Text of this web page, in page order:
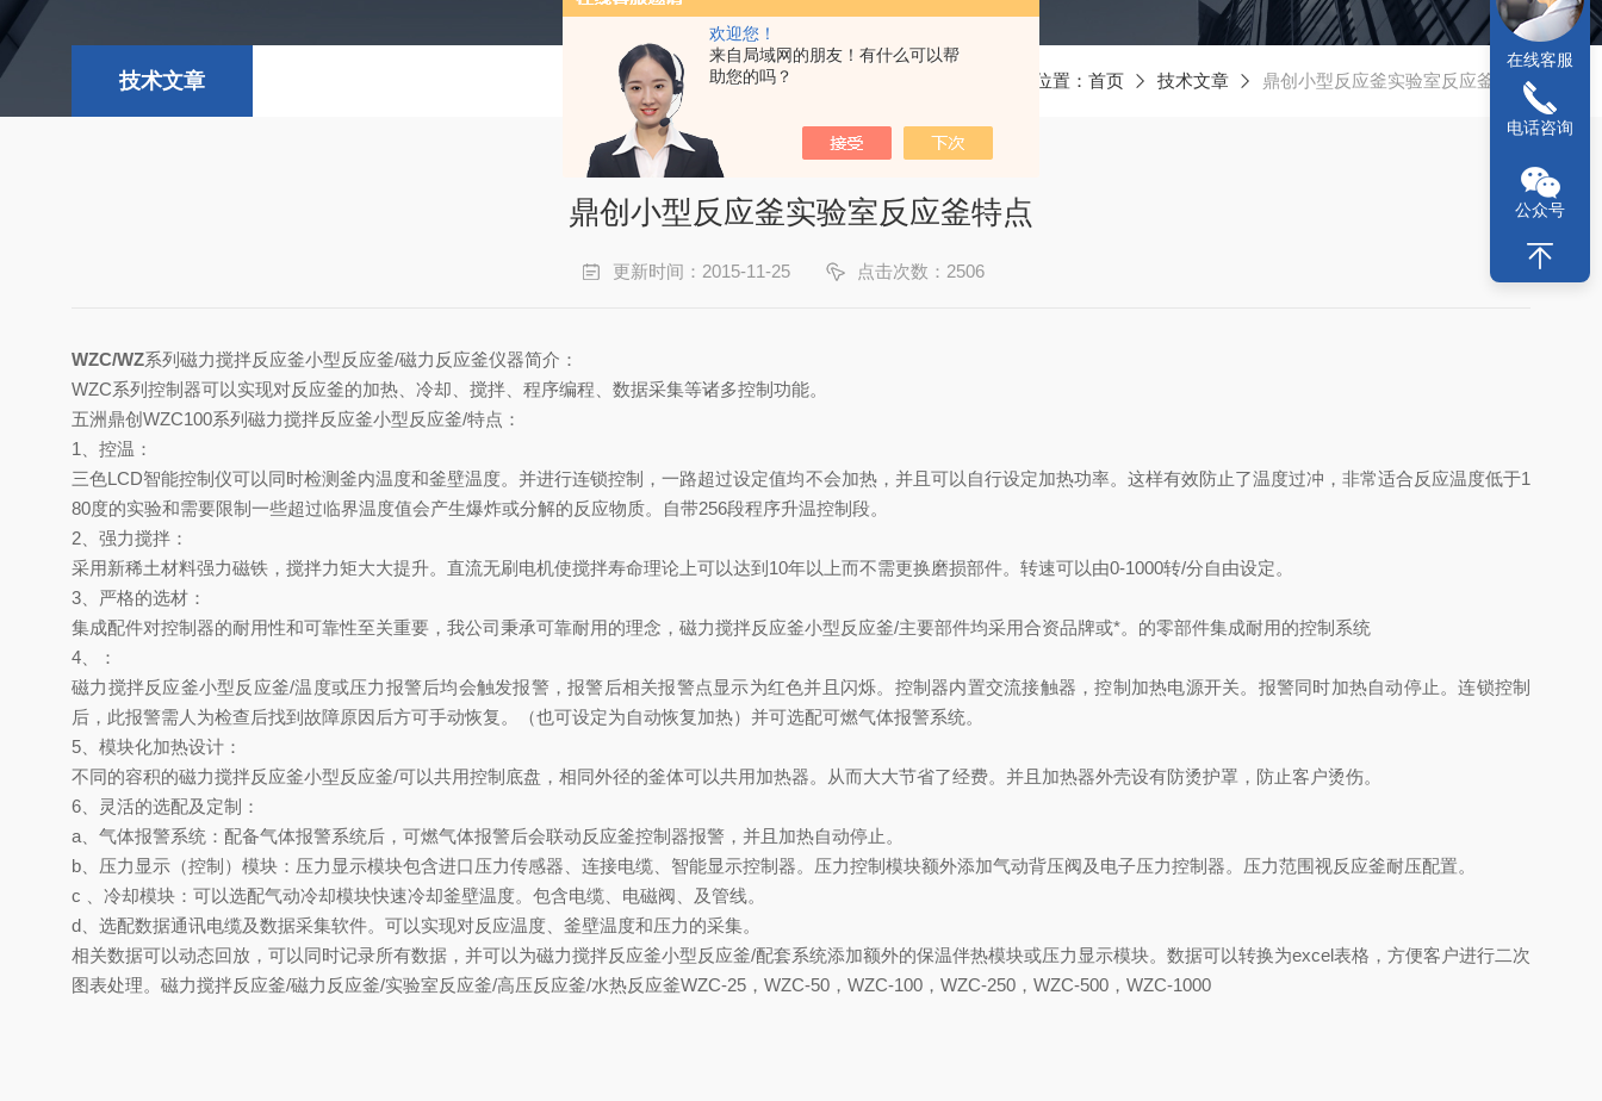
欢迎您！
来自局域网的朋友！有什么可以帮
助您的吗？
技术文章 当前位置： 首页 技术文章 鼎创小型反应釜实验室反应釜特点
鼎创小型反应釜实验室反应釜特点
更新时间：2015-11-25 点击次数：2506
WZC/WZ系列磁力搅拌反应釜小型反应釜/磁力反应釜仪器简介：
WZC系列控制器可以实现对反应釜的加热、冷却、搅拌、程序编程、数据采集等诸多控制功能。
五洲鼎创WZC100系列 磁力搅拌反应釜小型反应釜/特点 ：
1、 控温 ：
三色LCD智能控制仪可以同时检测釜内温度和釜壁温度。并进行连锁控制，一路超过设定值均不会加热，并且可以自行设定加热功率。这样有效防止了温度过冲，非常适合反应温度低于1
80度的实验和需要限制一些超过临界温度值会产生爆炸或分解的反应物质。自带256段程序升温控制段。
2、 强力搅拌 ：
采用新稀土材料强力磁铁，搅拌力矩大大提升。直流无刷电机使搅拌寿命理论上可以达到10年以上而不需更换磨损部件。转速可以由0-1000转/分自由设定。
3、 严格的选材 ：
集成配件对控制器的耐用性和可靠性至关重要，我公司秉承可靠耐用的理念， 磁力搅拌反应釜小型反应釜/主要部件均采用合资品牌或*。的零部件集成耐用的控制系统
4、
：
磁力搅拌反应釜小型反应釜/温度或压力报警后均会触发报警，报警后相关报警点显示为红色并且闪烁。控制器内置交流接触器，控制加热电源开关。报警同时加热自动停止。连锁控制
后，此报警需人为检查后找到故障原因后方可手动恢复。（也可设定为自动恢复加热）并可选配可燃气体报警系统。
5、 模块化加热设计 ：
不同的容积的磁力搅拌反应釜小型反应釜/可以共用控制底盘，相同外径的釜体可以共用加热器。从而大大节省了经费。并且加热器外壳设有防烫护罩，防止客户烫伤。
6、
灵活的选配及定制 ：
a、气体报警系统：配备气体报警系统后，可燃气体报警后会联动反应釜控制器报警，并且加热自动停止。
b、压力显示（控制）模块：压力显示模块包含进口压力传感器、连接电缆、智能显示控制器。压力控制模块额外添加气动背压阀及电子压力控制器。压力范围视反应釜耐压配置。
c 、冷却模块：可以选配气动冷却模块快速冷却釜壁温度。包含电缆、电磁阀、及管线。
d、选配数据通讯电缆及数据采集软件。可以实现对反应温度、釜壁温度和压力的采集。
相关数据可以动态回放，可以同时记录所有数据，并可以为磁力搅拌反应釜小型反应釜/配套系统添加额外的保温伴热模块或压力显示模块。数据可以转换为excel表格，方便客户进行二次
图表处理。磁力搅拌反应釜/磁力反应釜/实验室反应釜/高压反应釜/水热反应釜WZC-25，WZC-50，WZC-100，WZC-250，WZC-500，WZC-1000
在线客服
电话咨询
公众号